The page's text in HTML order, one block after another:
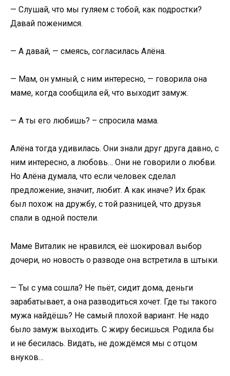
— Слушай, что мы гуляем с тобой, как подростки?
Давай поженимся.
— А давай, — смеясь, согласилась Алёна.
— Мам, он умный, с ним интересно, — говорила она
маме, когда сообщила ей, что выходит замуж.
— А ты его любишь? – спросила мама.
Алёна тогда удивилась. Они знали друг друга давно, с
ним интересно, а любовь… Они не говорили о любви.
Но Алёна думала, что если человек сделал
предложение, значит, любит. А как иначе? Их брак
был похож на дружбу, с той разницей, что друзья
спали в одной постели.
Маме Виталик не нравился, её шокировал выбор
дочери, но новость о разводе она встретила в штыки.
— Ты с ума сошла? Не пьёт, сидит дома, деньги
зарабатывает, а она разводиться хочет. Где ты такого
мужа найдёшь? Не самый плохой вариант. Не надо
было замуж выходить. С жиру бесишься. Родила бы
и не бесилась. Видать, не дождёмся мы с отцом
внуков…